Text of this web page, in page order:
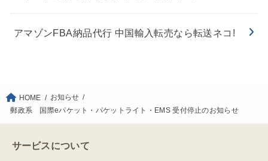
アマゾンFBA納品代行 中国輸入転売なら転送ネコ!
HOME
お知らせ
郵政系 国際eパケット・パケットライト・EMS 受付停止のお知らせ
サービスについて